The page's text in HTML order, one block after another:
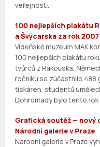
veřejnosti.
100 nejlepších plakátu
a Švýcarska za rok 2007
Vídeňské muzeum MAK
100 nejlepších plakátu
tvůrců z Rakouska,
ročníku se zúčastnilo 488
tiskáren, studentů
Dohromady bylo tento
Grafická soutěž — nový
Národní galerie v Praze
Národní galerie v Praze